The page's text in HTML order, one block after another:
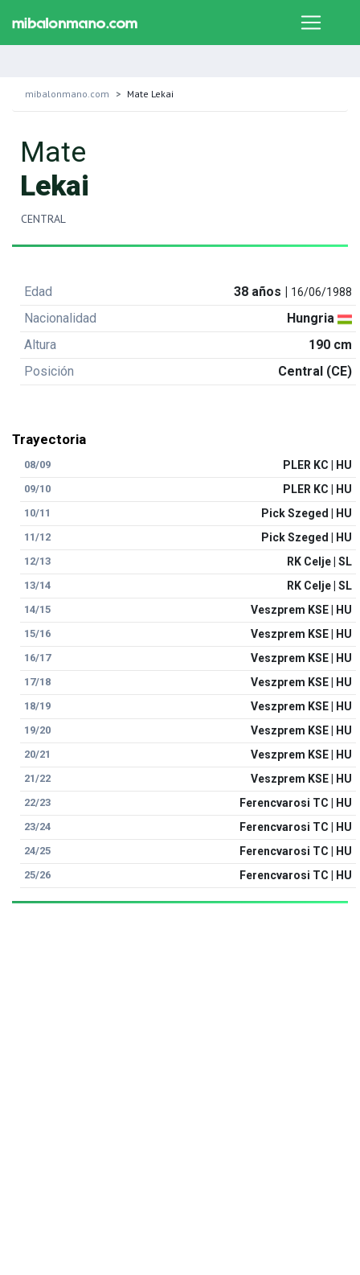
mibalonmano.com Mate Lekai
Mate
Lekai
CENTRAL
Edad 38 años | 16/06/1988
Nacionalidad
Hungria
Altura
190 cm
Posición
Central (CE)
Trayectoria
08/09 PLER KC | HU
09/10 PLER KC | HU
10/11 Pick Szeged | HU
11/12 Pick Szeged | HU
12/13 RK Celje | SL
13/14 RK Celje | SL
14/15 Veszprem KSE | HU
15/16 Veszprem KSE | HU
16/17 Veszprem KSE | HU
17/18 Veszprem KSE | HU
18/19 Veszprem KSE | HU
19/20 Veszprem KSE | HU
20/21 Veszprem KSE | HU
21/22 Veszprem KSE | HU
22/23 Ferencvarosi TC | HU
23/24 Ferencvarosi TC | HU
24/25 Ferencvarosi TC | HU
25/26 Ferencvarosi TC | HU